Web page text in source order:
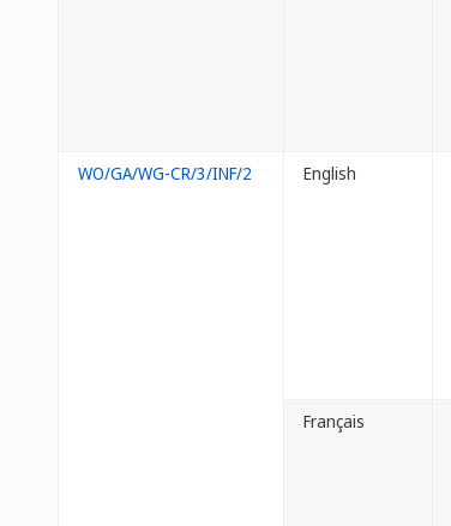
WO/GA/WG-CR/3/INF/2 English
Français